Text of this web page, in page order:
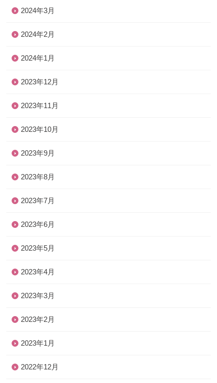
2024年3月
2024年2月
2024年1月
2023年12月
2023年11月
2023年10月
2023年9月
2023年8月
2023年7月
2023年6月
2023年5月
2023年4月
2023年3月
2023年2月
2023年1月
2022年12月